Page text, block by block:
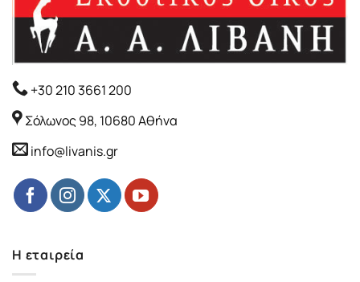
+30 210 3661 200
Σόλωνος 98, 10680 Αθήνα
info@livanis.gr
Η εταιρεία